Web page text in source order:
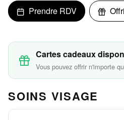
Prendre RDV
Cartes cadeaux
Vous pouvez offrir n'importe
SOINS VISAGE